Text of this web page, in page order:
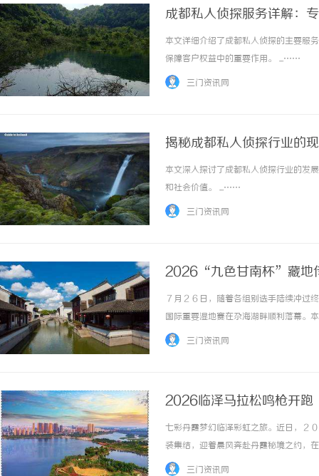
成都私人侦探服务详解：
本文详细介绍了成都私人侦探的主要服
保障客户权益中的重要作用。 ...……
三门资讯网
揭秘成都私人侦探行业的
本文深入探讨了成都私人侦探行业的发
和社会价值。 ...……
三门资讯网
2026“九色甘南杯”藏地
７月２６日，随着各组别选手陆续冲
国际重要湿地赛在尕海湖畔顺利落幕。
等多元高原景观，百余名专业车手与骑
三门资讯网
2026临泽马拉松鸣枪开跑
七彩丹霞梦幻临泽彩虹之旅。近日，２
装集结，迎着晨风奔赴丹霞秘境之约，
宴。穿行丹霞奔赴山河十届积淀，铸就
三门资讯网